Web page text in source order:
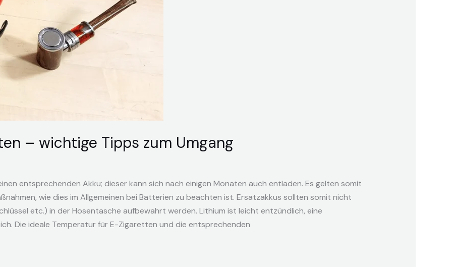
– wichtige Tipps zum Umgang
entsprechenden Akku; dieser kann sich nach einigen Monaten auch entladen. Es gelten somit
wie dies im Allgemeinen bei Batterien zu beachten ist. Ersatzakkus sollten somit nicht
etc.) in der Hosentasche aufbewahrt werden. Lithium ist leicht entzündlich, eine
Die ideale Temperatur für E-Zigaretten und die entsprechenden